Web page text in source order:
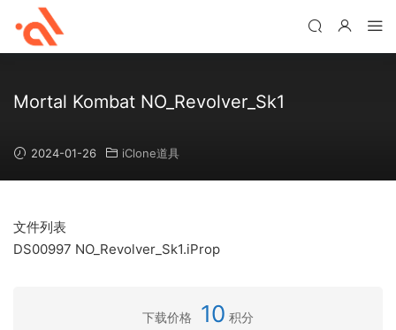
Mortal Kombat NO_Revolver_Sk1
2024-01-26 iClone道具
文件列表
DS00997 NO_Revolver_Sk1.iProp
下载价格 10 积分